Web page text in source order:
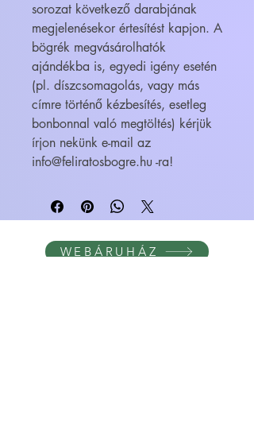
sorozat következő darabjának
megjelenésekor értesítést kapjon. A
bögrék megvásárolhatók
ajándékba is, egyedi igény esetén
(pl. díszcsomagolás, vagy más
címre történő kézbesítés, esetleg
bonbonnal való megtöltés) kérjük
írjon nekünk e-mail az
info@feliratosbogre.hu -ra!
WEBÁRUHÁZ